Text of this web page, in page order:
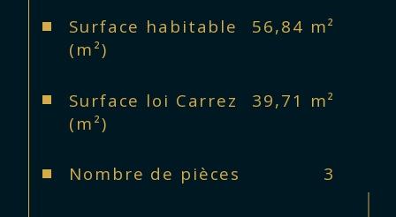
Surface habitable
(m²)
56,84 m²
Surface loi Carrez
(m²)
39,71 m²
Nombre de pièces 3
Classe énergie : D